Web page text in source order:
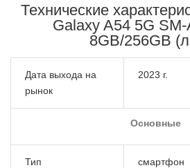
Технические
Galaxy A54 5G
8GB/256GB
Дата выхода на
рынок
2023 г.
Основные
Тип смартфон